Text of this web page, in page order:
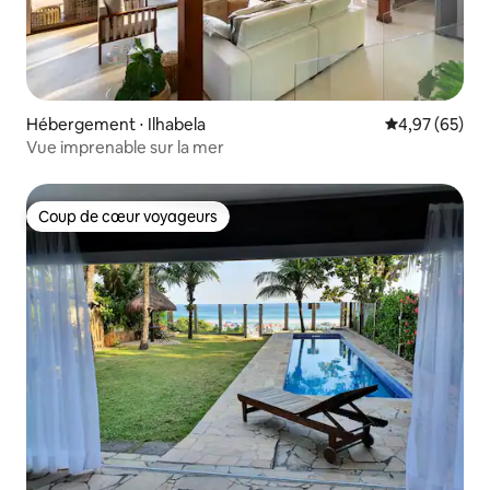
Hébergement ⋅ Ilhabela Évaluation
4,97 (65)
Vue imprenable sur la mer
Coup de cœur voyageurs
Coup de cœur voyageurs